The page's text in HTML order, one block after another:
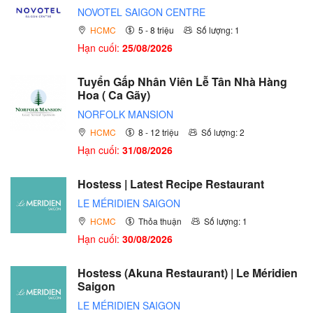
NOVOTEL SAIGON CENTRE
HCMC 5 - 8 triệu Số lượng: 1
Hạn cuối: 25/08/2026
Tuyển Gấp Nhân Viên Lễ Tân Nhà Hàng
Hoa ( Ca Gãy)
NORFOLK MANSION
HCMC 8 - 12 triệu Số lượng: 2
Hạn cuối: 31/08/2026
Hostess | Latest Recipe Restaurant
LE MÉRIDIEN SAIGON
HCMC Thỏa thuận Số lượng: 1
Hạn cuối: 30/08/2026
Hostess (Akuna Restaurant) | Le Méridien
Saigon
LE MÉRIDIEN SAIGON